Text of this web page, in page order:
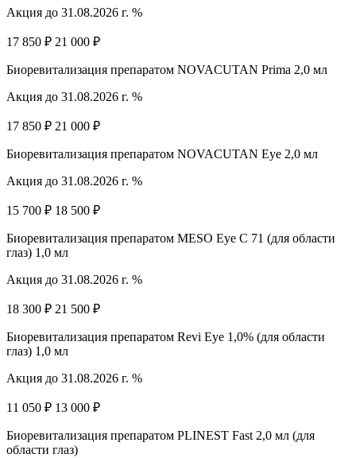
Акция до 31.08.2026 г. %
17 850 ₽ 21 000 ₽
Биоревитализация препаратом NOVACUTAN Prima 2,0 мл
Акция до 31.08.2026 г. %
17 850 ₽ 21 000 ₽
Биоревитализация препаратом NOVACUTAN Eye 2,0 мл
Акция до 31.08.2026 г. %
15 700 ₽ 18 500 ₽
Биоревитализация препаратом MESO Eye C 71 (для области
глаз) 1,0 мл
Акция до 31.08.2026 г. %
18 300 ₽ 21 500 ₽
Биоревитализация препаратом Revi Eye 1,0% (для области
глаз) 1,0 мл
Акция до 31.08.2026 г. %
11 050 ₽ 13 000 ₽
Биоревитализация препаратом PLINEST Fast 2,0 мл (для
области глаз)